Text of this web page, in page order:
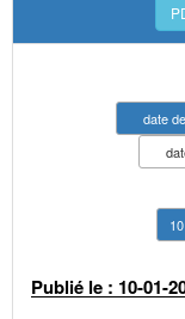
date
10
Publié le : 10-01-